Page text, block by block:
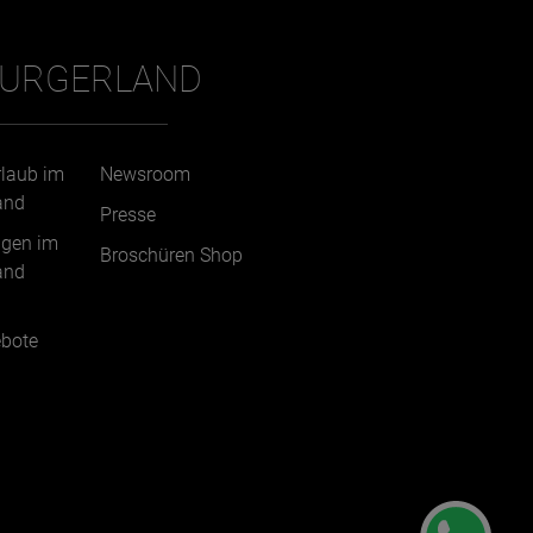
im
im
Newsroom
Presse
Broschüren Shop